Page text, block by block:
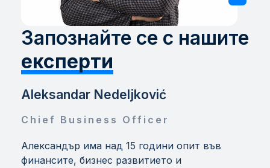
Запознайте се с нашите
експерти
Aleksandar Nedeljković
Chief Business Officer
Александър има над 15 години опит във
финансите, бизнес развитието и